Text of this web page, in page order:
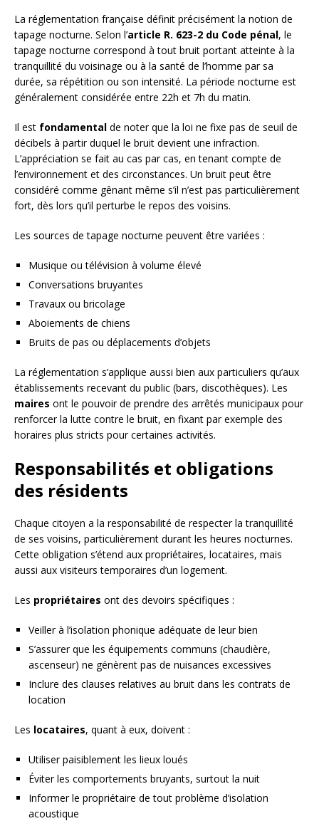
La réglementation française définit précisément la notion de
tapage nocturne. Selon l’article R. 623-2 du Code pénal, le
tapage nocturne correspond à tout bruit portant atteinte à la
tranquillité du voisinage ou à la santé de l’homme par sa
durée, sa répétition ou son intensité. La période nocturne est
généralement considérée entre 22h et 7h du matin.
Il est fondamental de noter que la loi ne fixe pas de seuil de
décibels à partir duquel le bruit devient une infraction.
L’appréciation se fait au cas par cas, en tenant compte de
l’environnement et des circonstances. Un bruit peut être
considéré comme gênant même s’il n’est pas particulièrement
fort, dès lors qu’il perturbe le repos des voisins.
Les sources de tapage nocturne peuvent être variées :
Musique ou télévision à volume élevé
Conversations bruyantes
Travaux ou bricolage
Aboiements de chiens
Bruits de pas ou déplacements d’objets
La réglementation s’applique aussi bien aux particuliers qu’aux
établissements recevant du public (bars, discothèques). Les
maires ont le pouvoir de prendre des arrêtés municipaux pour
renforcer la lutte contre le bruit, en fixant par exemple des
horaires plus stricts pour certaines activités.
Responsabilités et obligations
des résidents
Chaque citoyen a la responsabilité de respecter la tranquillité
de ses voisins, particulièrement durant les heures nocturnes.
Cette obligation s’étend aux propriétaires, locataires, mais
aussi aux visiteurs temporaires d’un logement.
Les propriétaires ont des devoirs spécifiques :
Veiller à l’isolation phonique adéquate de leur bien
S’assurer que les équipements communs (chaudière,
ascenseur) ne génèrent pas de nuisances excessives
Inclure des clauses relatives au bruit dans les contrats de
location
Les locataires, quant à eux, doivent :
Utiliser paisiblement les lieux loués
Éviter les comportements bruyants, surtout la nuit
Informer le propriétaire de tout problème d’isolation
acoustique